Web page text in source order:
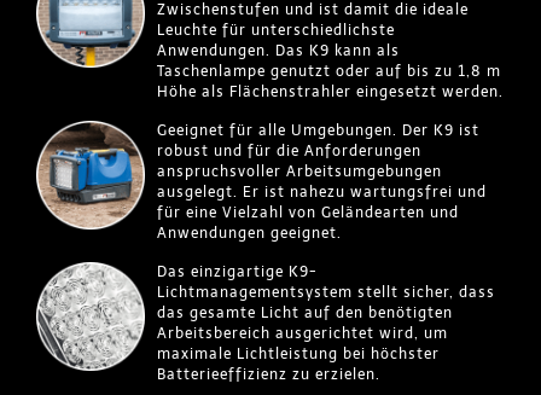
Zwischenstufen und ist damit die ideale
Leuchte für unterschiedlichste
Anwendungen. Das K9 kann als
Taschenlampe genutzt oder auf bis zu 1,8 m
Höhe als Flächenstrahler eingesetzt werden.
Geeignet für alle Umgebungen. Der K9 ist
robust und für die Anforderungen
anspruchsvoller Arbeitsumgebungen
ausgelegt. Er ist nahezu wartungsfrei und
für eine Vielzahl von Geländearten und
Anwendungen geeignet.
Das einzigartige K9-
Lichtmanagementsystem stellt sicher, dass
das gesamte Licht auf den benötigten
Arbeitsbereich ausgerichtet wird, um
maximale Lichtleistung bei höchster
Batterieeffizienz zu erzielen.